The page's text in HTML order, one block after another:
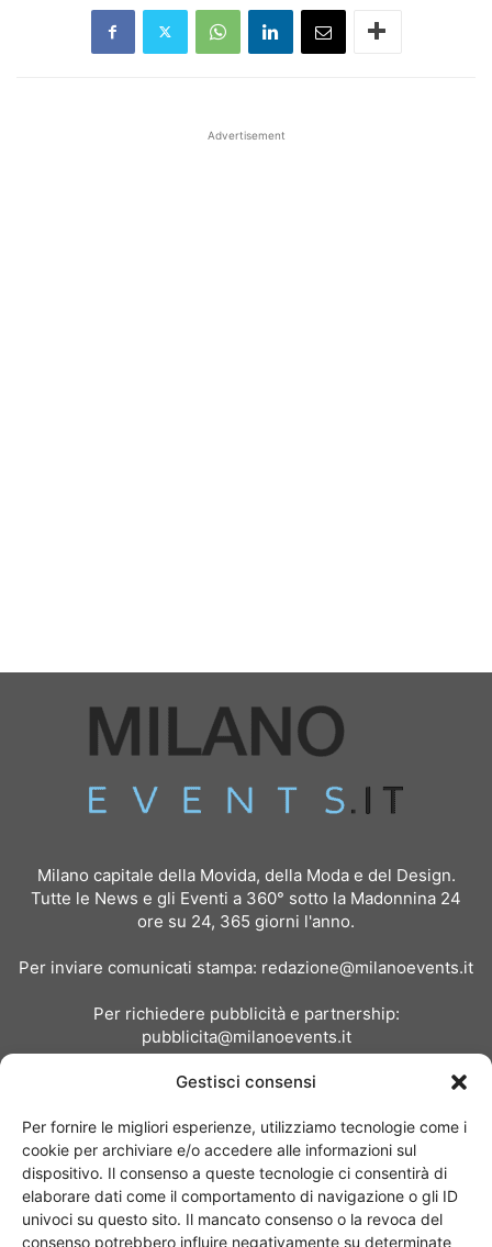
Gestisci consensi
Per fornire le migliori esperienze, utilizziamo tecnologie come i
cookie per archiviare e/o accedere alle informazioni sul
dispositivo. Il consenso a queste tecnologie ci consentirà di
elaborare dati come il comportamento di navigazione o gli ID
univoci su questo sito. Il mancato consenso o la revoca del
consenso potrebbero influire negativamente su determinate
Advertisement
Milano capitale della Movida, della Moda e del Design.
Tutte le News e gli Eventi a 360° sotto la Madonnina 24
ore su 24, 365 giorni l'anno.
Per inviare comunicati stampa: redazione@milanoevents.it
Per richiedere pubblicità e partnership:
pubblicita@milanoevents.it